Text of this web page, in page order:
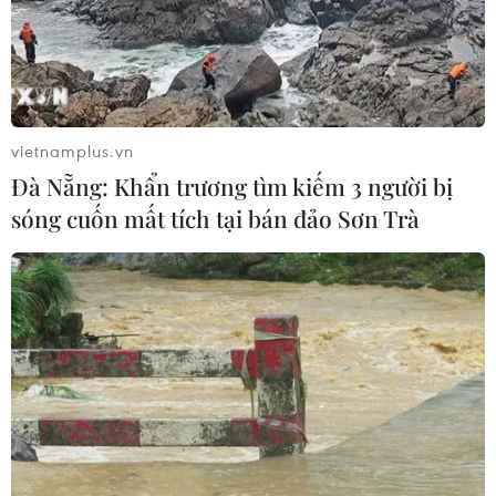
Số ca mắc sởi tại Mỹ lập đỉnh 30 năm
do tỷ lệ tiêm chủng giảm
24/07/2026 23:59
Mỹ điều tra một đợt bùng phát bệnh
tả do ký sinh trùng cyclospora
24/07/2026 05:44
Mỹ thu hồi gần 1,6 triệu quả trứng do
nguy cơ nhiễm khuẩn Salmonella
24/07/2026 05:34
Venezuela ghi nhận 3 ca tử vong do
vietnamplus.vn
Đà Nẵng: Khẩn trương tìm kiếm 3 người bị
sóng cuốn mất tích tại bán đảo Sơn Trà